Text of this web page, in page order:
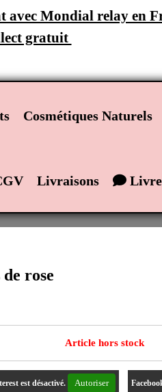
avec Mondial relay en
gratuit
Cosmétiques Naturels
Livraisons
rose
Article hors stock
est désactivé. Autoriser